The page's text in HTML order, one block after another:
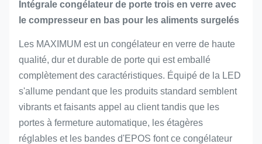
Intégrale congélateur de porte trois en verre avec
le compresseur en bas pour les aliments surgelés
Les MAXIMUM est un congélateur en verre de haute
qualité, dur et durable de porte qui est emballé
complètement des caractéristiques. Équipé de la LED
s'allume pendant que les produits standard semblent
vibrants et faisants appel au client tandis que les
portes à fermeture automatique, les étagères
réglables et les bandes d'EPOS font ce congélateur